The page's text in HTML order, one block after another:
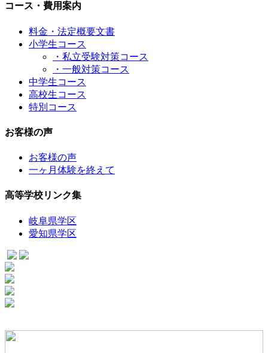
コース・費用案内
料金・法定概要文書
小学生コース
・私立受験対策コース
・一般対策コース
中学生コース
高校生コース
特別コース
お客様の声
お客様の声
一ヶ月体験を終えて
高等学校リンク集
岐阜県学区
愛知県学区